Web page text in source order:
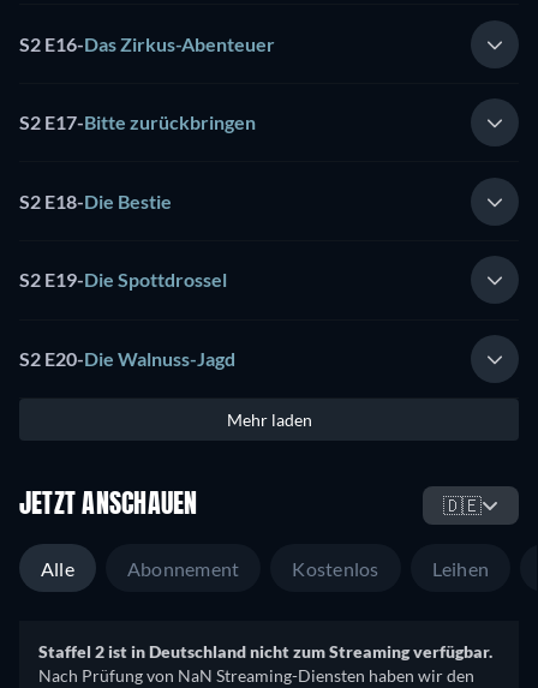
S2 E16-Das Zirkus-Abenteuer
S2 E17-Bitte zurückbringen
S2 E18-Die Bestie
S2 E19-Die Spottdrossel
S2 E20-Die Walnuss-Jagd
Mehr laden
JETZT ANSCHAUEN 🇩🇪
Alle Abonnement Kostenlos Leihen
Staffel 2 ist in Deutschland nicht zum Streaming verfügbar.
Nach Prüfung von NaN Streaming-Diensten haben wir den